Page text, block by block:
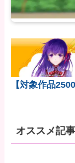
【対象作品
オススメ記事